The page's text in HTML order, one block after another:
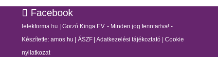
Facebook
lelekforma.hu | Gorzó Kinga EV. - Minden jog fenntartva! -
Készítette: amos.hu ÁSZF| Adatkezelési tájékoztató| Cookie
nyilatkozat